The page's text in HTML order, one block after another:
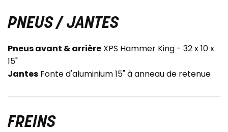
PNEUS / JANTES
Pneus avant & arrière XPS Hammer King - 32 x 10 x
15"
Jantes Fonte d'aluminium 15" à anneau de retenue
FREINS